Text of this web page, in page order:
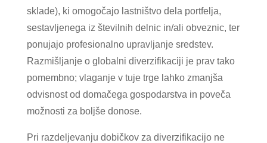
sklade), ki omogočajo lastništvo dela portfelja,
sestavljenega iz številnih delnic in/ali obveznic, ter
ponujajo profesionalno upravljanje sredstev.
Razmišljanje o globalni diverzifikaciji je prav tako
pomembno; vlaganje v tuje trge lahko zmanjša
odvisnost od domačega gospodarstva in poveča
možnosti za boljše donose.
Pri razdeljevanju dobičkov za diverzifikacijo ne